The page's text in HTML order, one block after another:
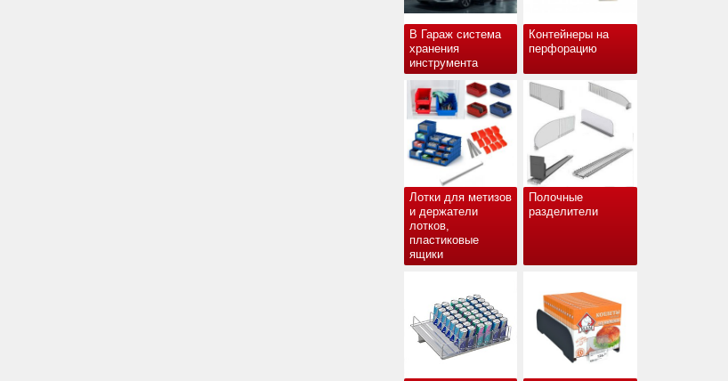
В Гараж система
хранения
инструмента
Контейнеры на
перфорацию
Лотки для метизов
и держатели
лотков,
пластиковые
ящики
Полочные
разделители